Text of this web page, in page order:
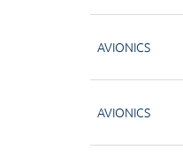
AVIONICS
AVIONICS